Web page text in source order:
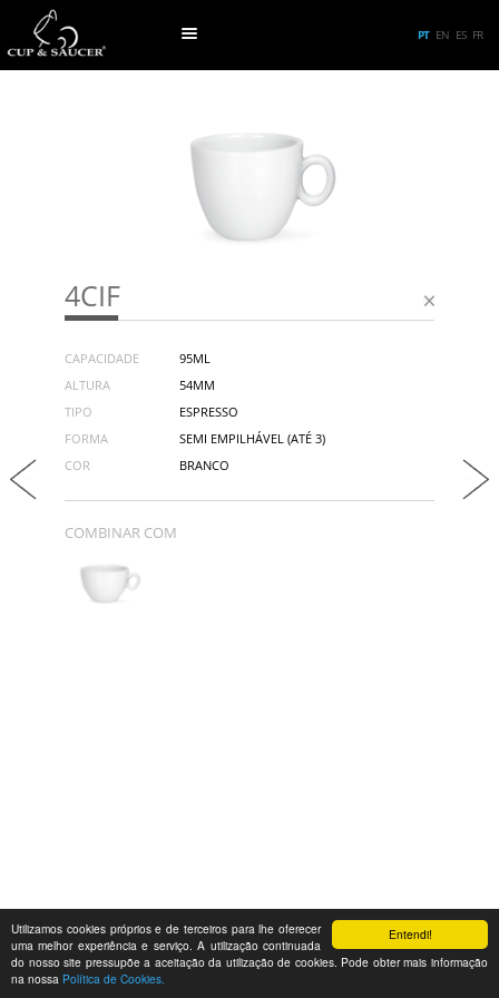
Entendi!
Utilizamos cookies próprios e de terceiros para lhe oferecer
uma melhor experiência e serviço. A utilização continuada
do nosso site pressupõe a aceitação da utilização de cookies. Pode obter mais informação
na nossa Política de Cookies.
PT EN ES FR
4CIF
CAPACIDADE
95ML
ALTURA
54MM
TIPO
ESPRESSO
FORMA
SEMI EMPILHÁVEL (ATÉ 3)
COR
BRANCO
COMBINAR COM